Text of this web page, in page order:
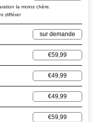
la moins chère.
différer
sur demande
€59,99
€49,99
€49,99
€59,99